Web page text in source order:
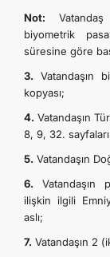
Not:
biyometrik
süresine göre
3. Vatandaşın
kopyası;
4. Vatandaşın
8, 9, 32.
5. Vatandaşın
6. Vatandaşın
ilişkin ilgili
aslı;
7. Vatandaşın 2